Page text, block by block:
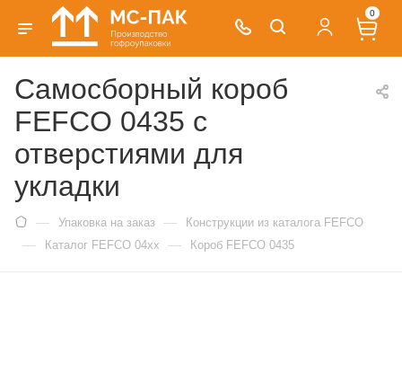
0
Самосборный короб
FEFCO 0435 с
отверстиями для
укладки
— Упаковка на заказ — Конструкции из каталога FEFCO
— Каталог FEFCO 04xx — Короб FEFCO 0435